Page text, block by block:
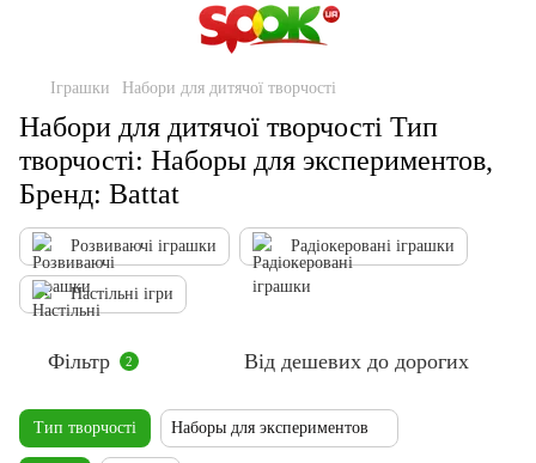
Іграшки Набори для дитячої творчості
Набори для дитячої творчості Тип
творчості: Наборы для экспериментов,
Бренд: Battat
Розвиваючі іграшки Радіокеровані іграшки
Настільні ігри
Фільтр 2 Від дешевих до дорогих
Тип творчості Наборы для экспериментов